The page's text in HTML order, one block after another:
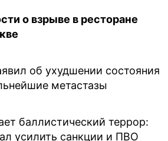
о взрыве в ресторане
об ухудшении состояния
метастазы
баллистический террор:
усилить санкции и ПВО